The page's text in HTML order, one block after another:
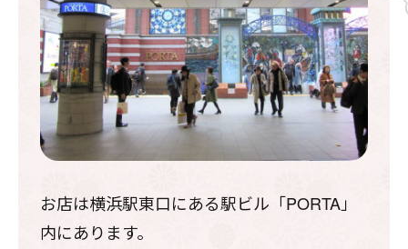
お店は横浜駅東口にある駅ビル「PORTA」
内にあります。